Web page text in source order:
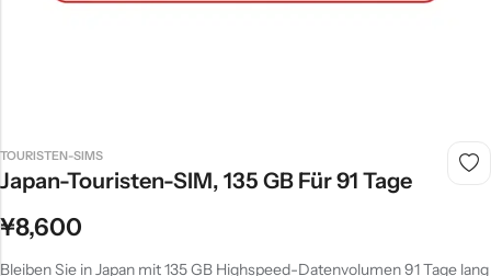
TOURISTEN-SIMS
Japan-Touristen-SIM, 135 GB Für 91 Tage
¥8,600
Bleiben Sie in Japan mit 135 GB Highspeed-Datenvolumen 91 Tage lang